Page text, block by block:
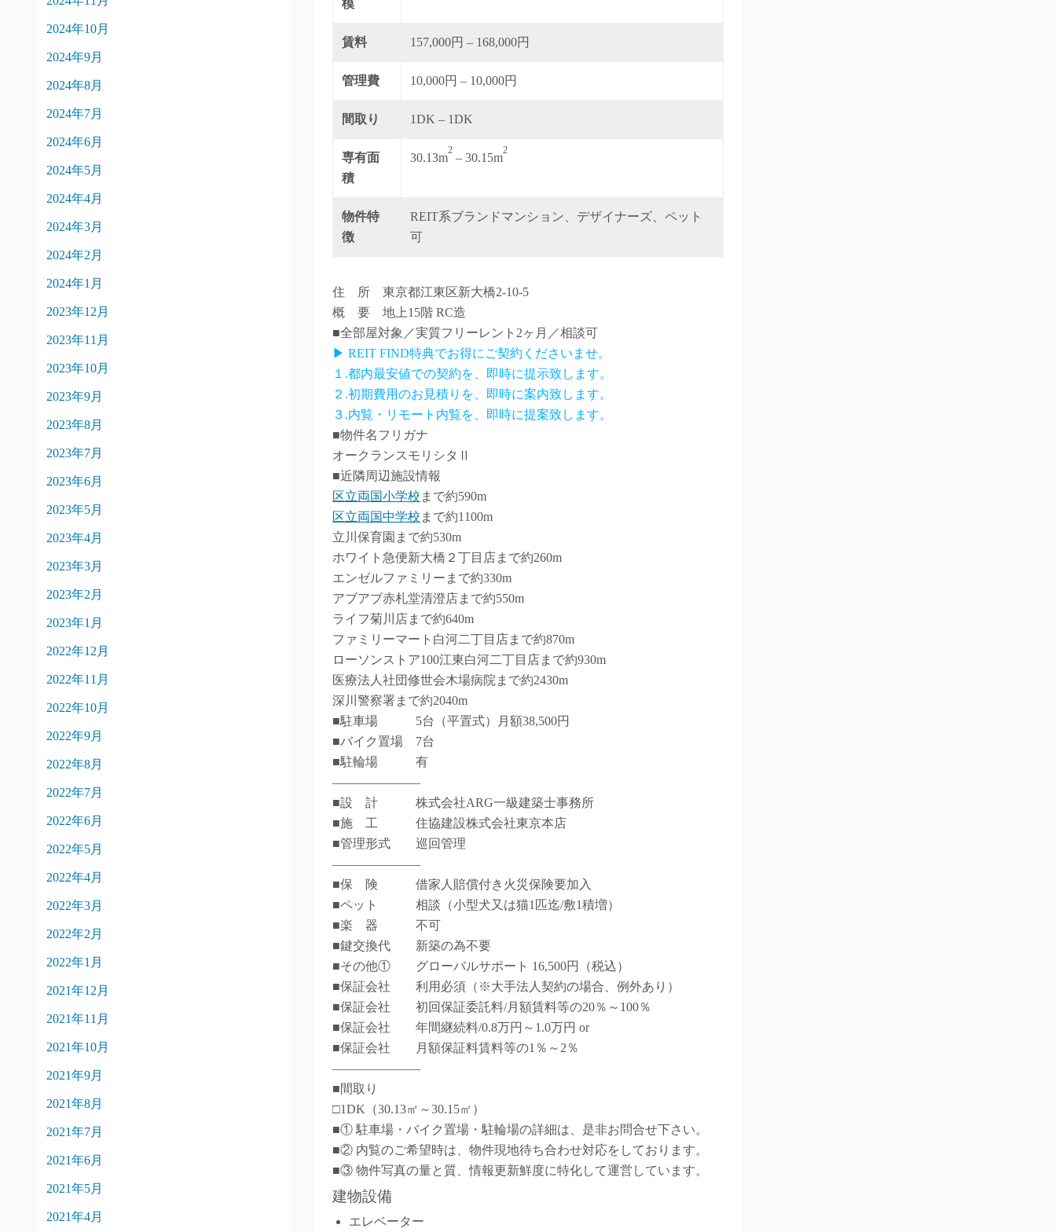
模
賃料 157,000円 – 168,000円
管理費 10,000円 – 10,000円
間取り 1DK – 1DK
専有面
積
30.13m
2
– 30.15m
2
物件特
徴
REIT系ブランドマンション、デザイナーズ、ペット
可
住 所 東京都江東区新大橋2-10-5
概 要 地上15階 RC造
■全部屋対象／実質フリーレント2ヶ月／相談可
▶ REIT FIND特典でお得にご契約くださいませ。
１.都内最安値での契約を、即時に提示致します。
２.初期費用のお見積りを、即時に案内致します。
３.内覧・リモート内覧を、即時に提案致します。
■物件名フリガナ
オークランスモリシタⅡ
■近隣周辺施設情報
区立両国小学校 まで約590m
区立両国中学校 まで約1100m
立川保育園まで約530m
ホワイト急便新大橋２丁目店まで約260m
エンゼルファミリーまで約330m
アブアブ赤札堂清澄店まで約550m
ライフ菊川店まで約640m
ファミリーマート白河二丁目店まで約870m
ローソンストア100江東白河二丁目店まで約930m
医療法人社団修世会木場病院まで約2430m
深川警察署まで約2040m
■駐車場 5台（平置式）月額38,500円
■バイク置場 7台
■駐輪場 有
―――――――
■設 計 株式会社ARG一級建築士事務所
■施 工 住協建設株式会社東京本店
■管理形式 巡回管理
―――――――
■保 険 借家人賠償付き火災保険要加入
■ペット 相談（小型犬又は猫1匹迄/敷1積増）
■楽 器 不可
■鍵交換代 新築の為不要
■その他① グローバルサポート 16,500円（税込）
■保証会社 利用必須（※大手法人契約の場合、例外あり）
■保証会社 初回保証委託料/月額賃料等の20％～100％
■保証会社 年間継続料/0.8万円～1.0万円 or
■保証会社 月額保証料賃料等の1％～2％
―――――――
■間取り
□1DK（30.13㎡～30.15㎡）
■① 駐車場・バイク置場・駐輪場の詳細は、是非お問合せ下さい。
■② 内覧のご希望時は、物件現地待ち合わせ対応をしております。
■③ 物件写真の量と質、情報更新鮮度に特化して運営しています。
建物設備
エレベーター
2024年10月
2024年9月
2024年8月
2024年7月
2024年6月
2024年5月
2024年4月
2024年3月
2024年2月
2024年1月
2023年12月
2023年11月
2023年10月
2023年9月
2023年8月
2023年7月
2023年6月
2023年5月
2023年4月
2023年3月
2023年2月
2023年1月
2022年12月
2022年11月
2022年10月
2022年9月
2022年8月
2022年7月
2022年6月
2022年5月
2022年4月
2022年3月
2022年2月
2022年1月
2021年12月
2021年11月
2021年10月
2021年9月
2021年8月
2021年7月
2021年6月
2021年5月
2021年4月